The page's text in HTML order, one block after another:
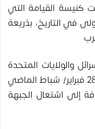
كنيسة القيامة التي
في التاريخ، بذريعة
والولايات المتحدة
الأميركية حربهما على إيران في 28 فبراير/ شباط الماضي
إلى اشتعال الجبهة